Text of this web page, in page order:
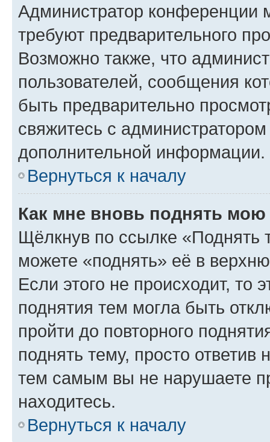
Администратор конференции
требуют предварительного
Возможно также, что
пользователей, сообщения
быть предварительно
свяжитесь с
дополнительной информации.
Вернуться к началу
Как мне вновь поднять мою
Щёлкнув по ссылке «Поднять
можете «поднять» её в
Если этого не происходит, то
поднятия тем могла быть
пройти до повторного
поднять тему, просто ответив
тем самым вы не нарушаете
находитесь.
Вернуться к началу